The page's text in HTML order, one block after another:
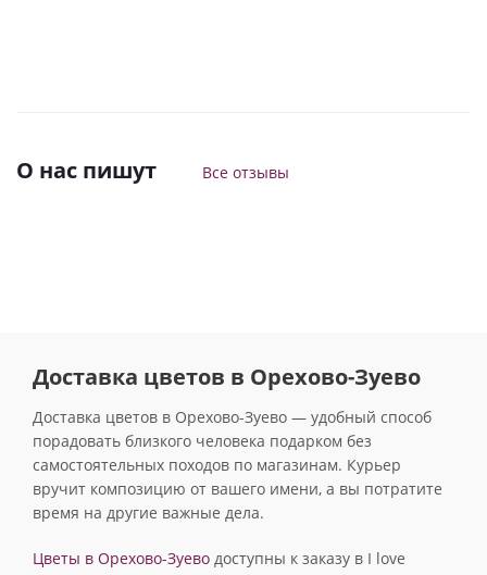
О нас пишут Все отзывы
Доставка цветов в Орехово-Зуево
Доставка цветов в Орехово-Зуево — удобный способ
порадовать близкого человека подарком без
самостоятельных походов по магазинам. Курьер
вручит композицию от вашего имени, а вы потратите
время на другие важные дела.
Цветы в Орехово-Зуево доступны к заказу в I love